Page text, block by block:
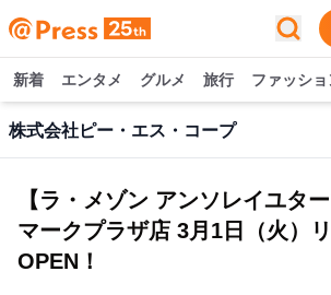
新着 エンタメ グルメ 旅行 ファッシ
株式会社ピー・エス・コープ
【ラ・メゾン アンソレイユタ
マークプラザ店 3月1日（火）
OPEN！